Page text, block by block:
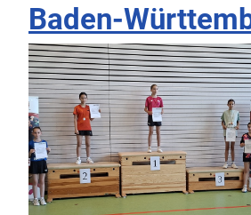
Baden-